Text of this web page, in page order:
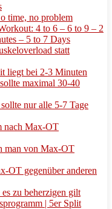
time, no problem
4 to 6 – 6 to 9 – 2
– 5 to 7 Days
statt
liegt bei 2-3 Minuten
maximal 30-40
nur alle 5-7 Tage
nach Max-OT
man von Max-OT
OT gegenüber anderen
zu beherzigen gilt
| 5er Split